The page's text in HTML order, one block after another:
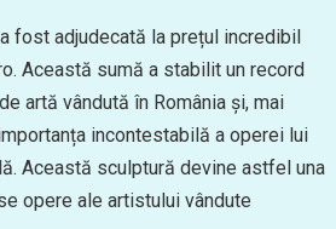
fost adjudecată la prețul incredibil
Această sumă a stabilit un record
artă vândută în România și, mai
incontestabilă a operei lui
Această sculptură devine astfel una
opere ale artistului vândute